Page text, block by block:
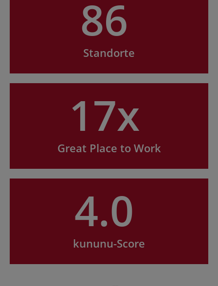
86
Standorte
17x
Great Place to Work
4.0
kununu-Score